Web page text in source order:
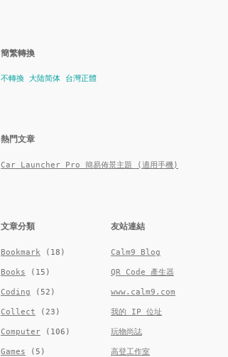
簡繁轉換
不轉換 大陆简体 台灣正體
熱門文章
Car Launcher Pro 簡易佈景主題 (適用手機)
文章分類
Bookmark (18)
Books (15)
Coding (52)
Collect (23)
Computer (106)
Games (5)
友站連結
Calm9 Blog
QR Code 產生器
www.calm9.com
我的 IP 位址
玩物尚誌
高登工作室